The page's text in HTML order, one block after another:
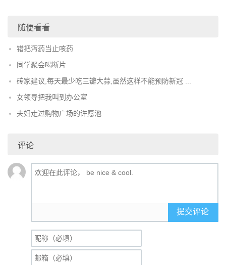
随便看看
错把泻药当止咳药
同学聚会喝断片
砖家建议,每天最少吃三瓣大蒜,虽然这样不能预防新冠 ...
女领导把我叫到办公室
夫妇走过购物广场的许愿池
评论
提交评论